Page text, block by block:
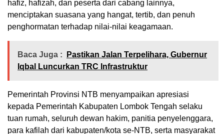
hafiz, hafizah, dan peserta dari cabang lainnya,
menciptakan suasana yang hangat, tertib, dan penuh
penghormatan terhadap nilai-nilai keagamaan.
Baca Juga :
Pastikan Jalan Terpelihara, Gubernur
Iqbal Luncurkan TRC Infrastruktur
Pemerintah Provinsi NTB menyampaikan apresiasi
kepada Pemerintah Kabupaten Lombok Tengah selaku
tuan rumah, seluruh dewan hakim, panitia penyelenggara,
para kafilah dari kabupaten/kota se-NTB, serta masyarakat